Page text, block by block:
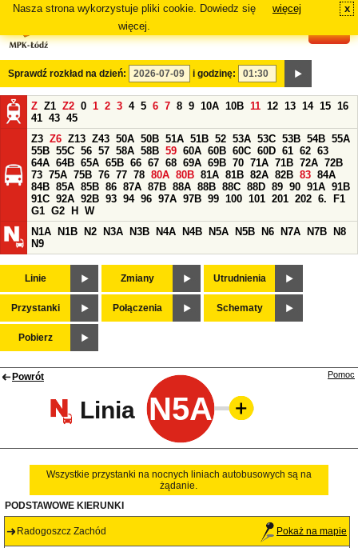
Nasza strona wykorzystuje pliki cookie. Dowiedz się
więcej.
więcej x
Sprawdź rozkład na dzień: i godzinę:
Z Z1 Z2 0 1 2 3 4 5 6 7 8 9 10A 10B 11 12 13 14 15 16
41 43 45
Z3 Z6 Z13 Z43 50A 50B 51A 51B 52 53A 53C 53B 54B 55A
55B 55C 56 57 58A 58B 59 60A 60B 60C 60D 61 62 63
64A 64B 65A 65B 66 67 68 69A 69B 70 71A 71B 72A 72B
73 75A 75B 76 77 78 80A 80B 81A 81B 82A 82B 83 84A
84B 85A 85B 86 87A 87B 88A 88B 88C 88D 89 90 91A 91B
91C 92A 92B 93 94 96 97A 97B 99 100 101 201 202 6.
F1
G1 G2 H
W
N1A
N1B N2 N3A N3B N4A N4B N5A N5B N6 N7A N7B
N8
N9
Linie Zmiany Utrudnienia
Przystanki Połączenia Schematy
Pobierz
Powrót
Linia N5A
Pomoc
Wszystkie przystanki na nocnych liniach autobusowych są na
żądanie.
PODSTAWOWE KIERUNKI
Radogoszcz Zachód Pokaż na mapie